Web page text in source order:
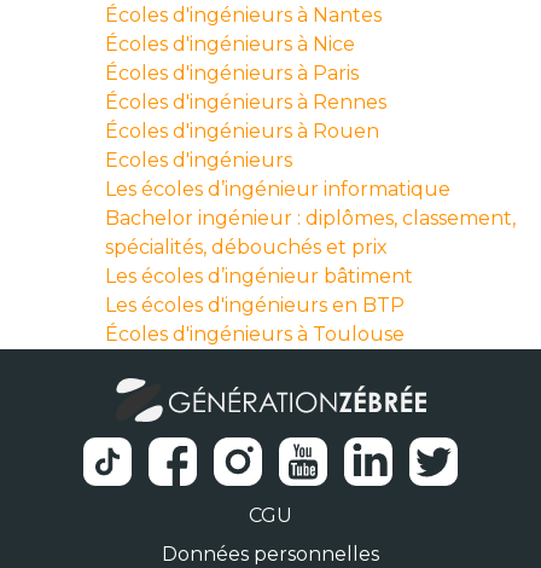
Écoles d'ingénieurs à Nantes
Écoles d'ingénieurs à Nice
Écoles d'ingénieurs à Paris
Écoles d'ingénieurs à Rennes
Écoles d'ingénieurs à Rouen
Ecoles d'ingénieurs
Les écoles d’ingénieur informatique
Bachelor ingénieur : diplômes, classement,
spécialités, débouchés et prix
Les écoles d’ingénieur bâtiment
Les écoles d'ingénieurs en BTP
Écoles d'ingénieurs à Toulouse
CGU
Données personnelles